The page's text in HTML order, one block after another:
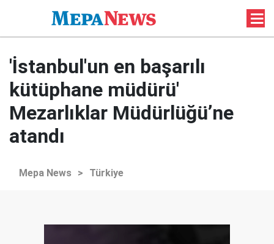
'İstanbul'un en başarılı
kütüphane müdürü'
Mezarlıklar Müdürlüğü’ne
atandı
Mepa News > Türkiye